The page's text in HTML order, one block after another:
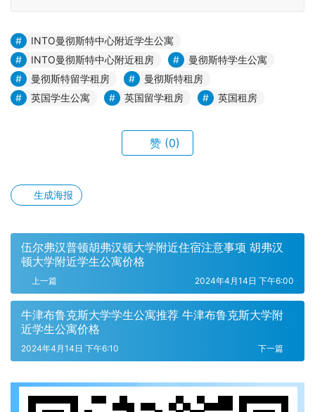
INTO曼彻斯特中心附近学生公寓
INTO曼彻斯特中心附近租房
曼彻斯特学生公寓
曼彻斯特留学租房
曼彻斯特租房
英国学生公寓
英国留学租房 英国租房
赞 (0)
生成海报
伍尔弗汉普顿胡弗汉顿大学附近住宿注意事项 胡弗汉
顿大学附近学生公寓价格
上一篇 2024年4月14日 下午6:00
牛津布鲁克斯大学学生公寓推荐 牛津布鲁克斯大学附
近学生公寓价格
下一篇
2024年4月14日 下午6:10